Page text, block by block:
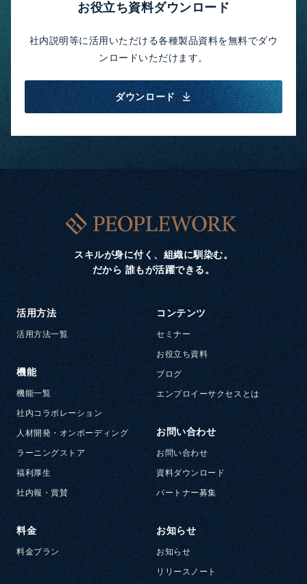
お役立ち資料ダウンロード
社内説明等に活用いただける各種製品資料を無料でダウ
ンロードいただけます。
ダウンロード
スキルが身に付く、組織に馴染む。
だから 誰もが活躍できる。
活用方法
活用方法一覧
機能
機能一覧
社内コラボレーション
人材開発・オンボーディング
ラーニングストア
福利厚生
社内報・賞賛
料金
料金プラン
コンテンツ
セミナー
お役立ち資料
ブログ
エンプロイーサクセスとは
お問い合わせ
お問い合わせ
資料ダウンロード
パートナー募集
お知らせ
お知らせ
リリースノート